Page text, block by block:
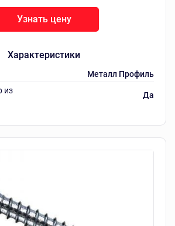
Характеристики
Металл Профиль
из
Да
Узнать цену